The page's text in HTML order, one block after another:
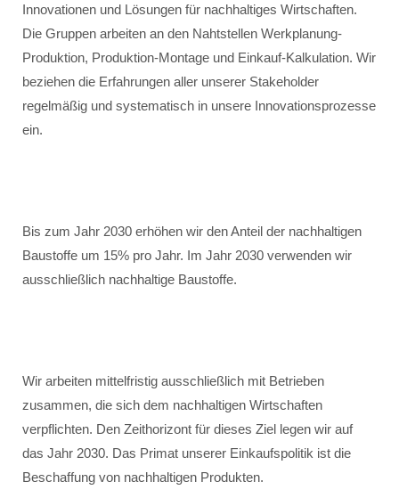
Innovationen und Lösungen für nachhaltiges Wirtschaften.
Die Gruppen arbeiten an den Nahtstellen Werkplanung-
Produktion, Produktion-Montage und Einkauf-Kalkulation. Wir
beziehen die Erfahrungen aller unserer Stakeholder
regelmäßig und systematisch in unsere Innovationsprozesse
ein.
Bis zum Jahr 2030 erhöhen wir den Anteil der nachhaltigen
Baustoffe um 15% pro Jahr. Im Jahr 2030 verwenden wir
ausschließlich nachhaltige Baustoffe.
Wir arbeiten mittelfristig ausschließlich mit Betrieben
zusammen, die sich dem nachhaltigen Wirtschaften
verpflichten. Den Zeithorizont für dieses Ziel legen wir auf
das Jahr 2030. Das Primat unserer Einkaufspolitik ist die
Beschaffung von nachhaltigen Produkten.